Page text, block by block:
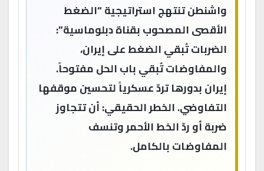
واشنطن تنتهج استراتيجية “الضغط
الأقصى المصحوب بقناة دبلوماسية”:
الضربات تُبقي الضغط على إيران،
والمفاوضات تُبقي باب الحل مفتوحاً.
إيران بدورها تردّ عسكرياً لتحسين موقفها
التفاوضي. الخطر الحقيقي: أن تتجاوز
ضربة أو ردّ الخط الأحمر وتنسف
المفاوضات بالكامل.